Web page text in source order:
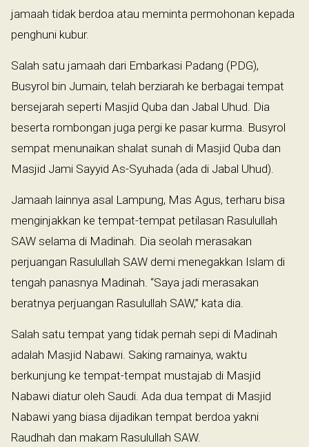
jamaah tidak berdoa atau meminta permohonan kepada
penghuni kubur.
Salah satu jamaah dari Embarkasi Padang (PDG),
Busyrol bin Jumain, telah berziarah ke berbagai tempat
bersejarah seperti Masjid Quba dan Jabal Uhud. Dia
beserta rombongan juga pergi ke pasar kurma. Busyrol
sempat menunaikan shalat sunah di Masjid Quba dan
Masjid Jami Sayyid As-Syuhada (ada di Jabal Uhud).
Jamaah lainnya asal Lampung, Mas Agus, terharu bisa
menginjakkan ke tempat-tempat petilasan Rasulullah
SAW selama di Madinah. Dia seolah merasakan
perjuangan Rasulullah SAW demi menegakkan Islam di
tengah panasnya Madinah. “Saya jadi merasakan
beratnya perjuangan Rasulullah SAW,” kata dia.
Salah satu tempat yang tidak pernah sepi di Madinah
adalah Masjid Nabawi. Saking ramainya, waktu
berkunjung ke tempat-tempat mustajab di Masjid
Nabawi diatur oleh Saudi. Ada dua tempat di Masjid
Nabawi yang biasa dijadikan tempat berdoa yakni
Raudhah dan makam Rasulullah SAW.